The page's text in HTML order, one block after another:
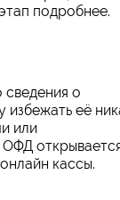
подробнее.
о
избежать её
или
ОФД
кассы.